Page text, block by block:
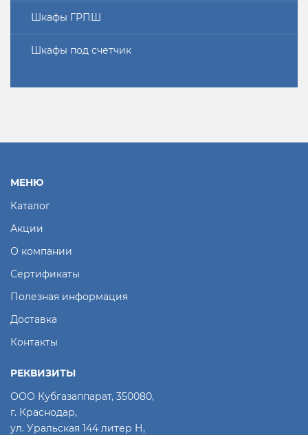
Шкафы ГРПШ
Шкафы под счетчик
МЕНЮ
Каталог
Акции
О компании
Сертификаты
Полезная информация
Доставка
Контакты
РЕКВИЗИТЫ
ООО Кубгазаппарат, 350080,
г. Краснодар,
ул. Уральская 144 литер Н,